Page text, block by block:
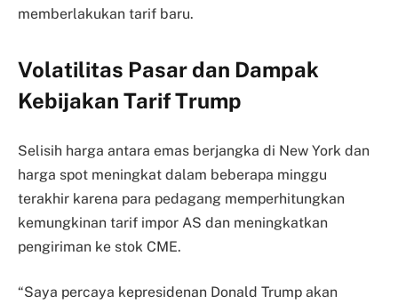
memberlakukan tarif baru.
Volatilitas Pasar dan Dampak
Kebijakan Tarif Trump
Selisih harga antara emas berjangka di New York dan
harga spot meningkat dalam beberapa minggu
terakhir karena para pedagang memperhitungkan
kemungkinan tarif impor AS dan meningkatkan
pengiriman ke stok CME.
“Saya percaya kepresidenan Donald Trump akan